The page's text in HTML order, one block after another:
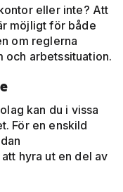
eller inte? Att
möjligt för både
om reglerna
arbetssituation.
kan du i vissa
För en enskild
hyra ut en del av